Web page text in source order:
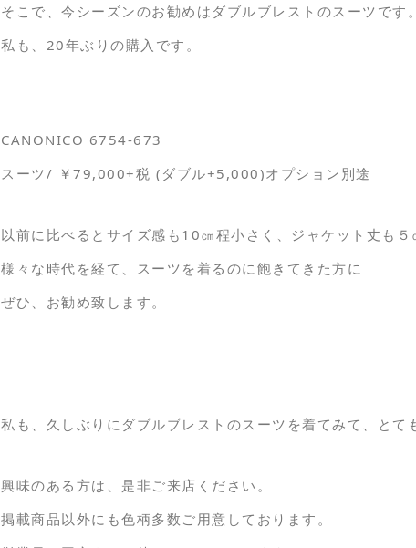
そこで、今シーズンのお勧めはダブルブレストのスーツです。
私も、20年ぶりの購入です。
CANONICO 6754-673
スーツ/ ￥79,000+税 (ダブル+5,000)オプション別途
以前に比べるとサイズ感も10㎝程小さく、ジャケット丈も５
様々な時代を経て、スーツを着るのに飽きてきた方に
ぜひ、お勧め致します。
私も、久しぶりにダブルブレストのスーツを着てみて、とて
興味のある方は、是非ご来店ください。
掲載商品以外にも色柄多数ご用意しております。